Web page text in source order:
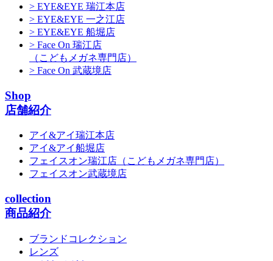
> EYE&EYE 瑞江本店
> EYE&EYE 一之江店
> EYE&EYE 船堀店
> Face On 瑞江店
（こどもメガネ専門店）
> Face On 武蔵境店
Shop
店舗紹介
アイ&アイ瑞江本店
アイ&アイ船堀店
フェイスオン瑞江店 （こどもメガネ専門店）
フェイスオン武蔵境店
collection
商品紹介
ブランドコレクション
レンズ